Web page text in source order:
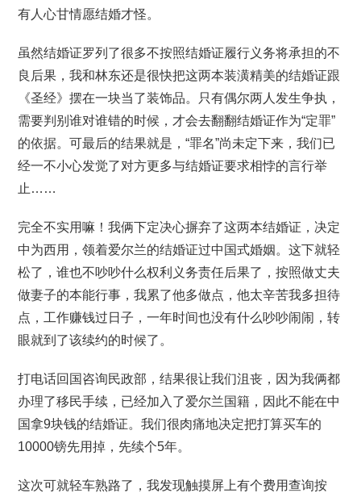
有人心甘情愿结婚才怪。
虽然结婚证罗列了很多不按照结婚证履行义务将承担的不
良后果，我和林东还是很快把这两本装潢精美的结婚证跟
《圣经》摆在一块当了装饰品。只有偶尔两人发生争执，
需要判别谁对谁错的时候，才会去翻翻结婚证作为“定罪”
的依据。可最后的结果就是，“罪名”尚未定下来，我们已
经一不小心发觉了对方更多与结婚证要求相悖的言行举
止……
完全不实用嘛！我俩下定决心摒弃了这两本结婚证，决定
中为西用，领着爱尔兰的结婚证过中国式婚姻。这下就轻
松了，谁也不吵吵什么权利义务责任后果了，按照做丈夫
做妻子的本能行事，我累了他多做点，他太辛苦我多担待
点，工作赚钱过日子，一年时间也没有什么吵吵闹闹，转
眼就到了该续约的时候了。
打电话回国咨询民政部，结果很让我们沮丧，因为我俩都
办理了移民手续，已经加入了爱尔兰国籍，因此不能在中
国拿9块钱的结婚证。我们很肉痛地决定把打算买车的
10000镑先用掉，先续个5年。
这次可就轻车熟路了，我发现触摸屏上有个费用查询按